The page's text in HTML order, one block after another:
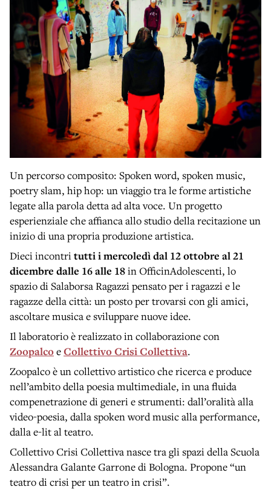
Un percorso composito: Spoken word, spoken music,
poetry slam, hip hop: un viaggio tra le forme artistiche
legate alla parola detta ad alta voce. Un progetto
esperienziale che affianca allo studio della recitazione un
inizio di una propria produzione artistica.
Dieci incontritutti i mercoledì dal 12 ottobre al 21
dicembre dalle 16 alle 18in OfficinAdolescenti, lo
spazio di Salaborsa Ragazzi pensato per i ragazzi e le
ragazze della città: un posto per trovarsi con gli amici,
ascoltare musica e sviluppare nuove idee.
Il laboratorio è realizzato in collaborazione con
ZoopalcoeCollettivo Crisi Collettiva.
Zoopalco è un collettivo artistico che ricerca e produce
nell’ambito della poesia multimediale, in una fluida
compenetrazione di generi e strumenti: dall’oralità alla
video-poesia, dalla spoken word music alla performance,
dalla e-lit al teatro.
Collettivo Crisi Collettiva nasce tra gli spazi della Scuola
Alessandra Galante Garrone di Bologna. Propone “un
teatro di crisi per un teatro in crisi”.